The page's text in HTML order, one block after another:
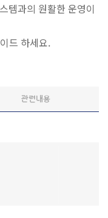
템과의 원활한 운영이
드 하세요.
관련내용